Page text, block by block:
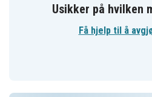
Usikker på hvilken
Få hjelp til å